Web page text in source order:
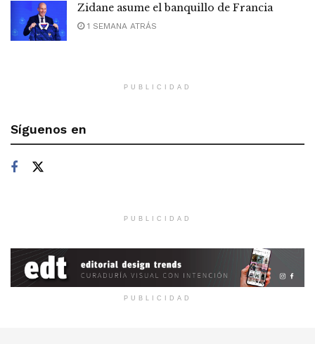
Zidane asume el banquillo de Francia
1 SEMANA ATRÁS
PUBLICIDAD
Síguenos en
PUBLICIDAD
PUBLICIDAD